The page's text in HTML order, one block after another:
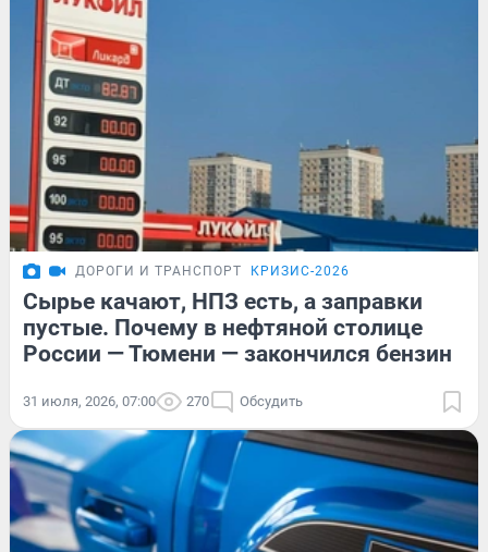
ДОРОГИ И ТРАНСПОРТ КРИЗИС-2026
Сырье качают, НПЗ есть, а заправки
пустые. Почему в нефтяной столице
России — Тюмени — закончился бензин
31 июля, 2026, 07:00 270 Обсудить